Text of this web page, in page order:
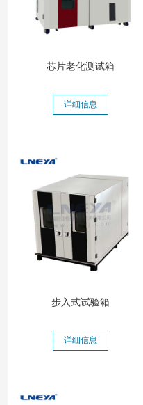
芯片老化测试箱
详细信息
步入式试验箱
详细信息